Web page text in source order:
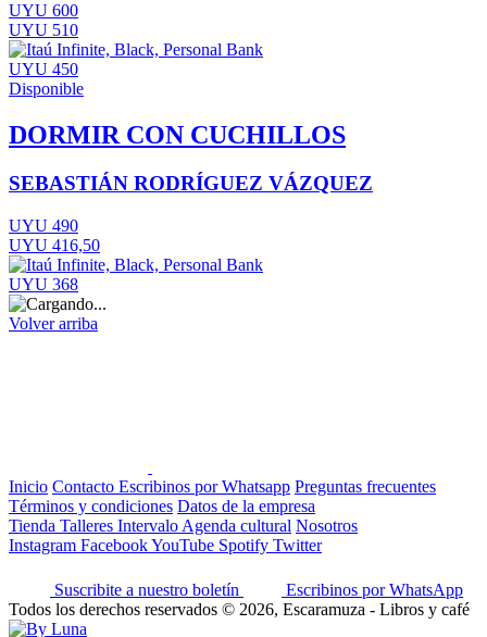
UYU 600
UYU 510
UYU 450
Disponible
DORMIR CON CUCHILLOS
SEBASTIÁN RODRÍGUEZ VÁZQUEZ
UYU 490
UYU 416,50
UYU 368
Volver arriba
Inicio Contacto Escribinos por Whatsapp Preguntas frecuentes
Términos y condiciones Datos de la empresa
Tienda Talleres Intervalo Agenda cultural Nosotros
Instagram FacebookYouTube Spotify Twitter
Suscribite a nuestro boletín
Escribinos por WhatsApp
Todos los derechos reservados © 2026, Escaramuza - Libros y café